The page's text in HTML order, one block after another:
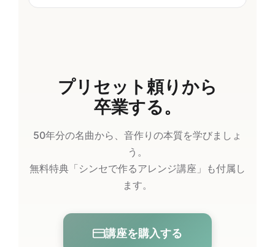
プリセット頼りから
卒業する。
50年分の名曲から、音作りの本質を学びましょ
う。
無料特典「シンセで作るアレンジ講座」も付属し
ます。
講座を購入する